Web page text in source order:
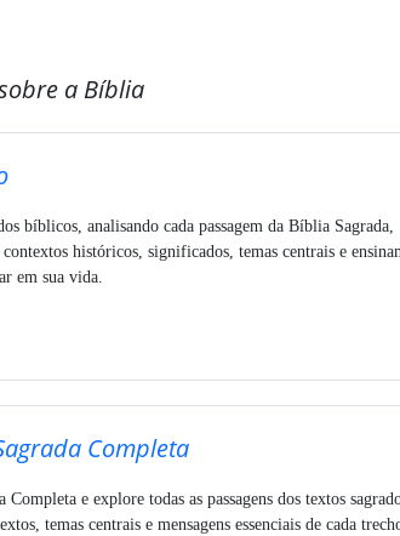
a Bíblia
bíblicos, analisando cada passagem da Bíblia Sagrada,
contextos históricos, significados, temas centrais e
em sua vida.
Completa
e explore todas as passagens dos textos
temas centrais e mensagens essenciais de cada